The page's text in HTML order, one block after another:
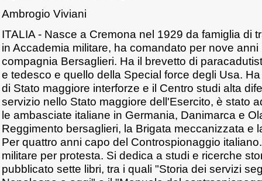
Ambrogio Viviani
ITALIA - Nasce a Cremona nel 1929 da famiglia di
in Accademia militare, ha comandato per nove anni
compagnia Bersaglieri. Ha il brevetto di
e tedesco e quello della Special force degli Usa.
di Stato maggiore interforze e il Centro studi alta
servizio nello Stato maggiore dell'Esercito, è stato
le ambasciate italiane in Germania, Danimarca e
Reggimento bersaglieri, la Brigata meccanizzata e
Per quattro anni capo del Controspionaggio
militare per protesta. Si dedica a studi e ricerche
pubblicato sette libri, tra i quali "Storia dei servizi